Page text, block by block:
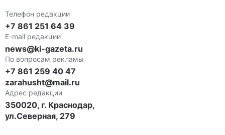
Телефон редакции
+7 861 251 64 39
E-mail редакции
news@ki-gazeta.ru
По вопросам рекламы
+7 861 259 40 47
zarahusht@mail.ru
Адрес редакции
350020, г. Краснодар,
ул.Северная, 279